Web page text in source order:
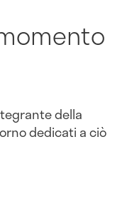
della
dedicati a ciò